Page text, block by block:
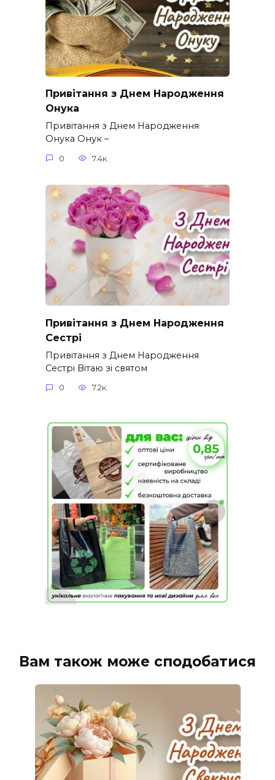
Привітання з Днем Народження
Онука
Привітання з Днем Народження
Онука Онук –
0 7.4к.
Привітання з Днем Народження
Сестрі
Привітання з Днем Народження
Сестрі Вітаю зі святом
0 7.2к.
Вам також може сподобатися